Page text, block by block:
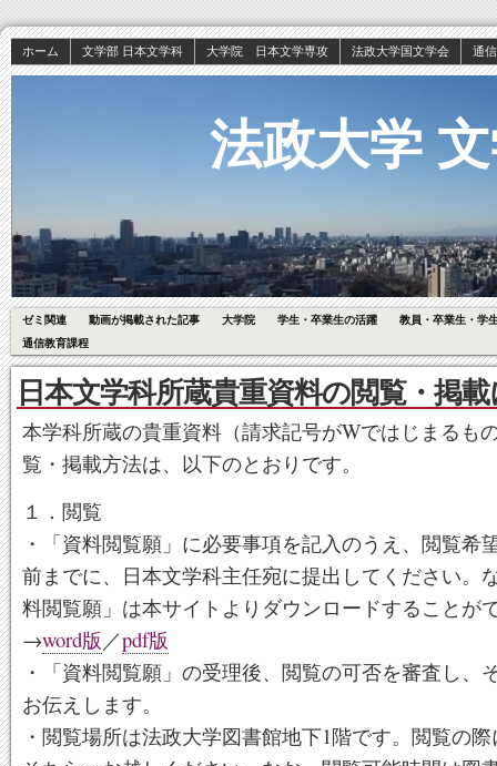
ホーム 文学部 日本文学科 大学院 日本文学専攻 法政大学国文学会 通
法政大学
ゼミ関連 動画が掲載された記事 大学院 学生・卒業生の活躍
教員・卒業生・学
通信教育課程
日本文学科所蔵貴重資料の閲覧・掲
本学科所蔵の貴重資料（請求記号がWではじまるも
覧・掲載方法は、以下のとおりです。
１．閲覧
・「資料閲覧願」に必要事項を記入のうえ、閲覧希
前までに、日本文学科主任宛に提出してください。
料閲覧願」は本サイトよりダウンロードすることが
→word版 ／pdf版
・「資料閲覧願」の受理後、閲覧の可否を審査し、
お伝えします。
・閲覧場所は法政大学図書館地下1階です。閲覧の